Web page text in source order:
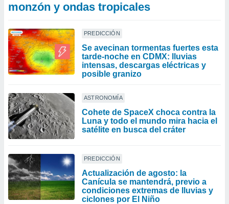
monzón y ondas tropicales
PREDICCIÓN
Se avecinan tormentas fuertes esta
tarde-noche en CDMX: lluvias
intensas, descargas eléctricas y
posible granizo
ASTRONOMÍA
Cohete de SpaceX choca contra la
Luna y todo el mundo mira hacia el
satélite en busca del cráter
PREDICCIÓN
Actualización de agosto: la
Canícula se mantendrá, previo a
condiciones extremas de lluvias y
ciclones por El Niño